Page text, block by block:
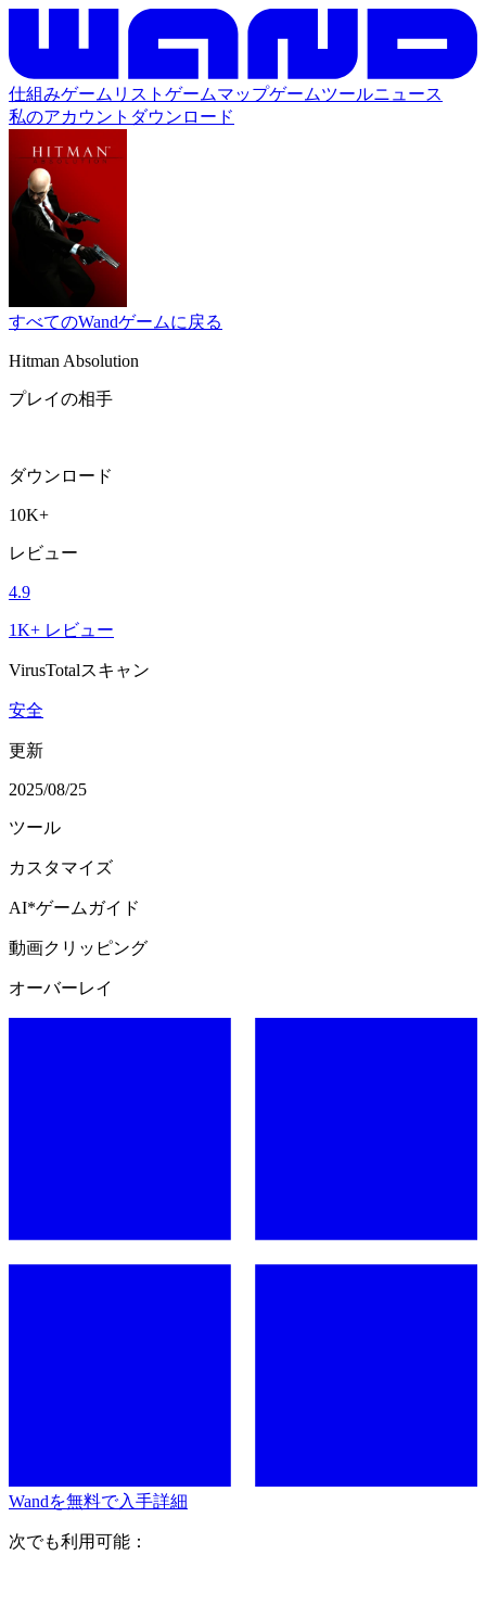
仕組みゲームリスト ゲームマップゲームツールニュース
私のアカウント ダウンロード
すべてのWandゲームに戻る
Hitman Absolution
プレイの相手
ダウンロード
10K+
レビュー
4.9
1K+ レビュー
VirusTotalスキャン
安全
更新
2025/08/25
ツール
カスタマイズ
AI*ゲームガイド
動画クリッピング
オーバーレイ
Wandを無料で入手詳細
次でも利用可能：